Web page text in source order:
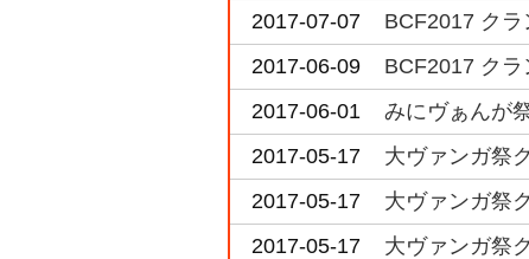
2017-07-07
BCF2017 ク
2017-06-09
BCF2017 ク
2017-06-01
みにヴぁんが
2017-05-17
大ヴァンガ祭
2017-05-17
大ヴァンガ祭
2017-05-17
大ヴァンガ祭